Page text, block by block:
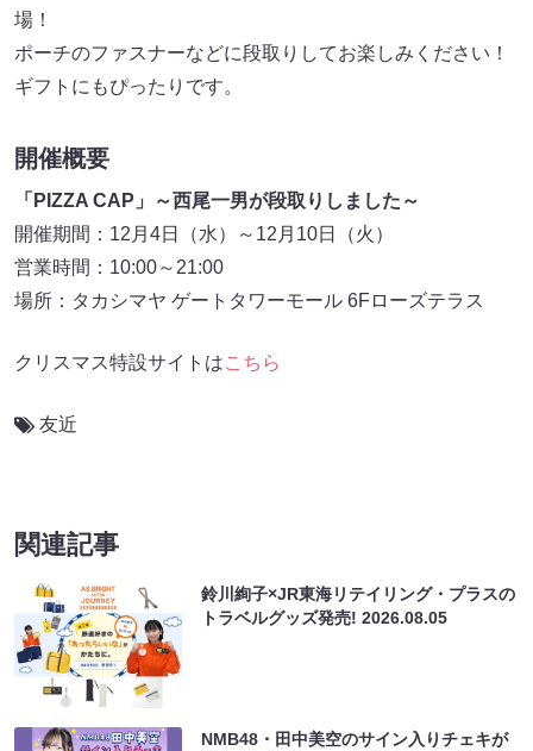
場！
ポーチのファスナーなどに段取りしてお楽しみください！
ギフトにもぴったりです。
開催概要
「PIZZA CAP」～西尾一男が段取りしました～
開催期間：12月4日（水）～12月10日（火）
営業時間：10:00～21:00
場所：タカシマヤ ゲートタワーモール 6Fローズテラス
クリスマス特設サイトはこちら
友近
関連記事
鈴川絢子×JR東海リテイリング・プラスの
トラベルグッズ発売!2026.08.05
NMB48・田中美空のサイン入りチェキが